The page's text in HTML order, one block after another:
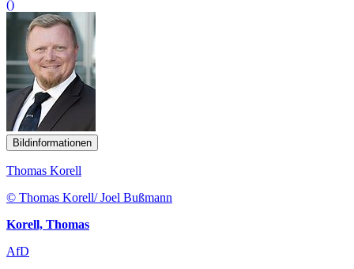
()
Bildinformationen
Thomas Korell
© Thomas Korell/ Joel Bußmann
Korell, Thomas
AfD